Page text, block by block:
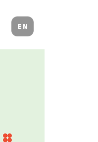
EN